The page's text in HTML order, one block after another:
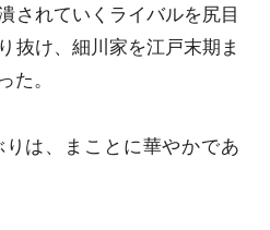
されていくライバルを尻目
抜け、細川家を江戸末期ま
た。
は、まことに華やかであ